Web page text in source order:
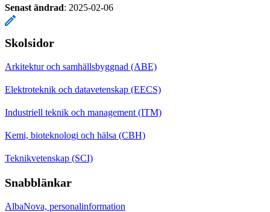
Senast ändrad: 2025-02-06
Skolsidor
Arkitektur och samhällsbyggnad (ABE)
Elektroteknik och datavetenskap (EECS)
Industriell teknik och management (ITM)
Kemi, bioteknologi och hälsa (CBH)
Teknikvetenskap (SCI)
Snabblänkar
AlbaNova, personalinformation